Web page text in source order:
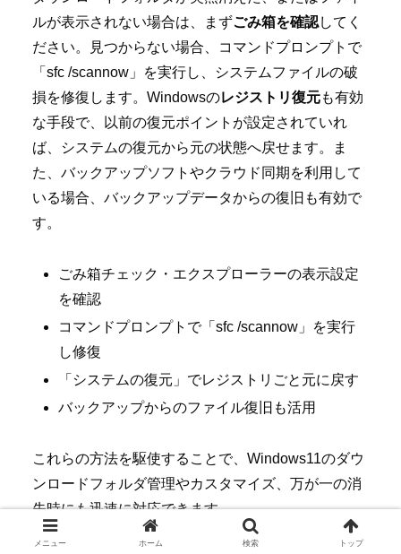
ルが表示されない場合は、まずごみ箱を確認してく
ださい。見つからない場合、コマンドプロンプトで
「sfc /scannow」を実行し、システムファイルの破
損を修復します。Windowsのレジストリ復元も有効
な手段で、以前の復元ポイントが設定されていれ
ば、システムの復元から元の状態へ戻せます。ま
た、バックアップソフトやクラウド同期を利用して
いる場合、バックアップデータからの復旧も有効で
す。
ごみ箱チェック・エクスプローラーの表示設定
を確認
コマンドプロンプトで「sfc /scannow」を実行
し修復
「システムの復元」でレジストリごと元に戻す
バックアップからのファイル復旧も活用
これらの方法を駆使することで、Windows11のダウ
ンロードフォルダ管理やカスタマイズ、万が一の消
失時にも迅速に対応できます。
メニュー ホーム 検索 トップ